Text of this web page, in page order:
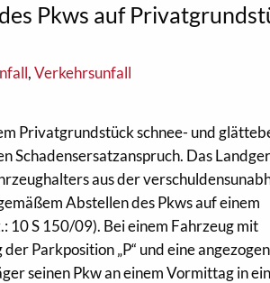
Pkws auf
,Verkehrsunfall
Privatgrundstück schnee- und
Schadensersatzanspruch. Das
aus der
Abstellen des Pkws auf einem
S 150/09). Bei einem Fahrzeug mit
Parkposition „P“ und eine
seinen Pkw an einem Vormittag in